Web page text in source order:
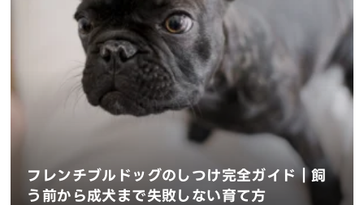
フレンチブルドッグのしつけ完全ガイド｜飼
う前から成犬まで失敗しない育て方